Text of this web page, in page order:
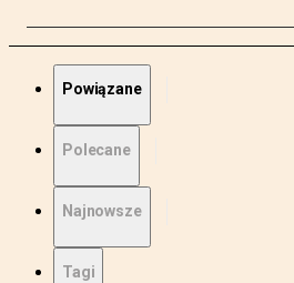
Powiązane
Polecane
Najnowsze
Tagi